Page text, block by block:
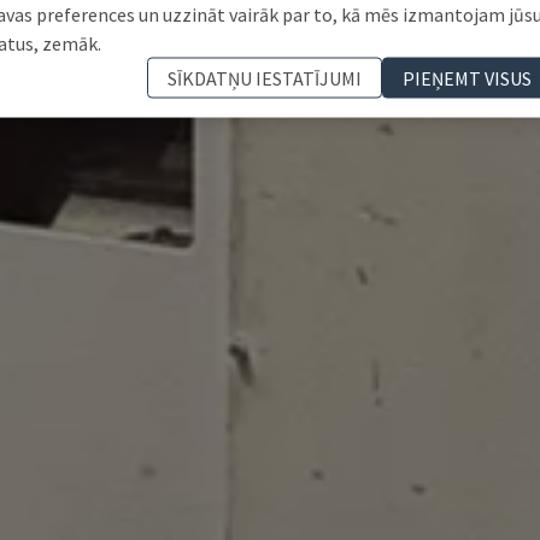
preferences un uzzināt vairāk par to, kā mēs izmantojam
zemāk.
SĪKDATŅU IESTATĪJUMI
PIEŅEMT VISUS